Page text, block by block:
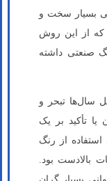
بسیار سخت و
که از این روش
صنعتی داشته
سال‌ها تبحر و
یا تأکید بر یک
از رنگ
بالادست بود.